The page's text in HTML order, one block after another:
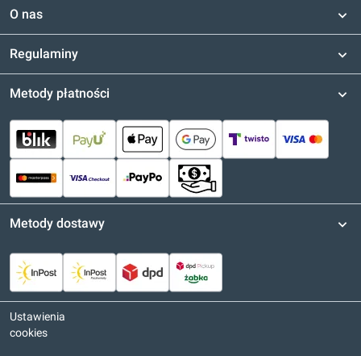
O nas
Regulaminy
Metody płatności
Metody dostawy
Ustawienia
cookies